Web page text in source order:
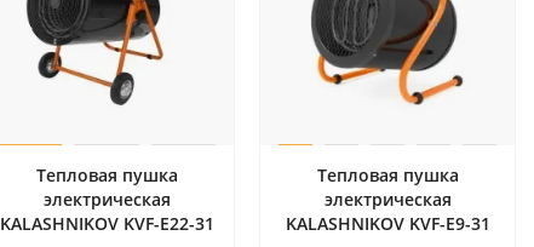
Тепловая пушка
электрическая
KALASHNIKOV KVF-E22-31
Тепловая пушка
электрическая
KALASHNIKOV KVF-E9-31